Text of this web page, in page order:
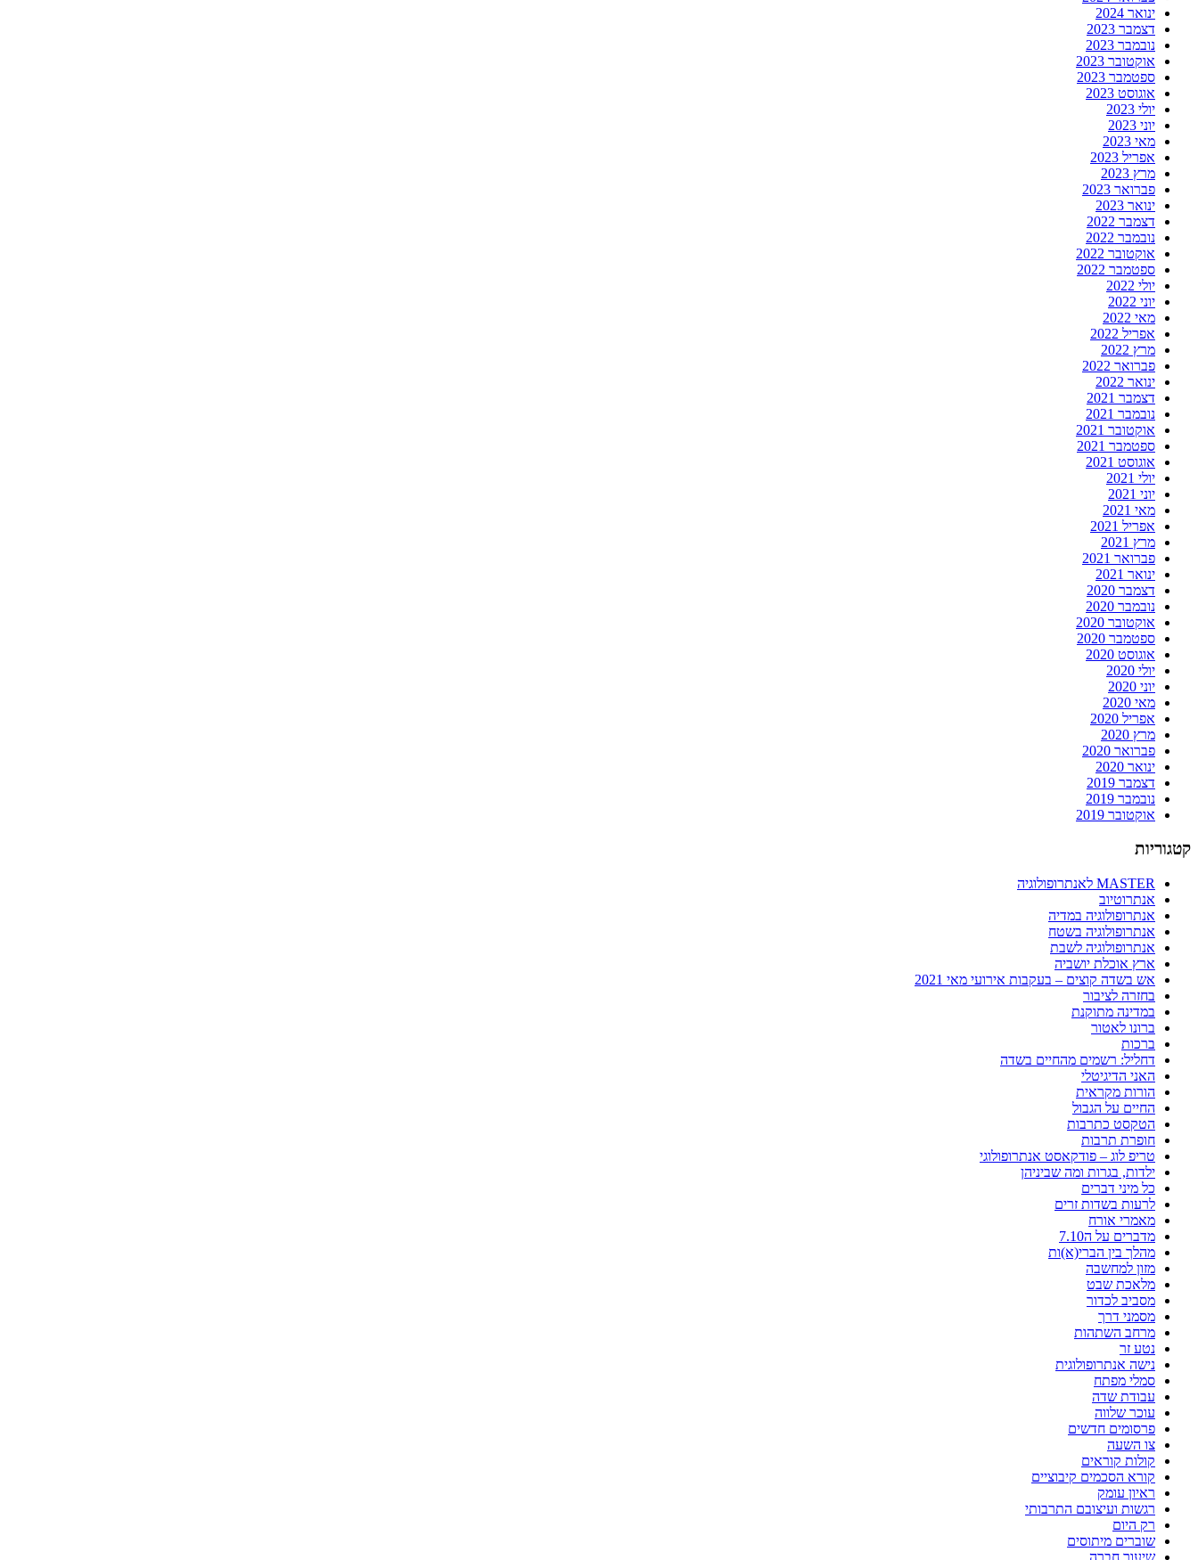
ינואר 2024
דצמבר 2023
נובמבר 2023
אוקטובר 2023
ספטמבר 2023
אוגוסט 2023
יולי 2023
יוני 2023
מאי 2023
אפריל 2023
מרץ 2023
פברואר 2023
ינואר 2023
דצמבר 2022
נובמבר 2022
אוקטובר 2022
ספטמבר 2022
יולי 2022
יוני 2022
מאי 2022
אפריל 2022
מרץ 2022
פברואר 2022
ינואר 2022
דצמבר 2021
נובמבר 2021
אוקטובר 2021
ספטמבר 2021
אוגוסט 2021
יולי 2021
יוני 2021
מאי 2021
אפריל 2021
מרץ 2021
פברואר 2021
ינואר 2021
דצמבר 2020
נובמבר 2020
אוקטובר 2020
ספטמבר 2020
אוגוסט 2020
יולי 2020
יוני 2020
מאי 2020
אפריל 2020
מרץ 2020
פברואר 2020
ינואר 2020
דצמבר 2019
נובמבר 2019
אוקטובר 2019
קטגוריות
MASTER לאנתרופולוגיה
אנתרוטיוב
אנתרופולוגיה במדיה
אנתרופולוגיה בשטח
אנתרופולוגיה לשבת
ארץ אוכלת יושביה
אש בשדה קוצים – בעקבות אירועי מאי 2021
בחזרה לציבור
במדינה מתוקנת
ברונו לאטור
ברכות
דחליל: רשמים מהחיים בשדה
האני הדיגיטלי
הורות מקראית
החיים על הגבול
הטקסט כתרבות
חופרת תרבות
טריפ לוג – פודקאסט אנתרופולוגי
ילדות, בגרות ומה שביניהן
כל מיני דברים
לרעות בשדות זרים
מאמרי אורח
מדברים על ה7.10
מהלך בין הברי(א)ות
מזון למחשבה
מלאכת שבט
מסביב לכדור
מסמני דרך
מרחב השתהות
נטע זר
נישה אנתרופולוגית
סמלי מפתח
עבודת שדה
עוכר שלווה
פרסומים חדשים
צו השעה
קולות קוראים
קורא הסכמים קיבוציים
ראיון עומק
רגשות ועיצובם התרבותי
רק היום
שוברים מיתוסים
שיעור חברה